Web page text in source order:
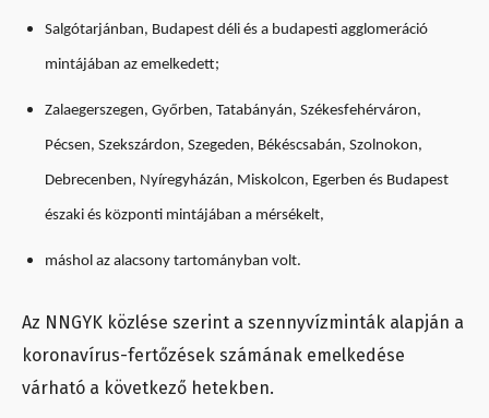
Salgótarjánban, Budapest déli és a budapesti agglomeráció
mintájában az emelkedett;
Zalaegerszegen, Győrben, Tatabányán, Székesfehérváron,
Pécsen, Szekszárdon, Szegeden, Békéscsabán, Szolnokon,
Debrecenben, Nyíregyházán, Miskolcon, Egerben és Budapest
északi és központi mintájában a mérsékelt,
máshol az alacsony tartományban volt.
Az NNGYK közlése szerint a szennyvízminták alapján a
koronavírus-fertőzések számának emelkedése
várható a következő hetekben.